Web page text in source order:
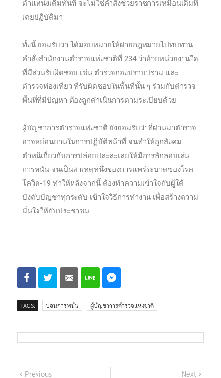
ตำแหน่งเดิมทันที จะไม่ใช่คำสั่งช่วยราชการเหมือนเดิมที่
เคยปฏิบัติมา
ทั้งนี้ ยอมรับว่า ได้มอบหมายให้ฝ่ายกฎหมายไปทบทวน
คำสั่งสำนักงานตำรวจแห่งชาติที่ 234 ว่าด้วยหน่วยงานใด
ที่มีส่วนรับผิดชอบ เช่น ตำรวจกองปราบปราม และ
ตำรวจท่องเที่ยว ที่รับผิดชอบในพื้นที่นั้น ๆ ร่วมกับตำรวจ
พื้นที่ที่มีปัญหา ต้องถูกดำเนินการตามระเบียบด้วย
ผู้บัญชาการตำรวจแห่งชาติ ยังยอมรับว่าที่ผ่านมาตำรวจ
อาจหย่อนยานในการปฏิบัติหน้าที่ จนทำให้ถูกสังคม
ตำหนิเกี่ยวกับการปล่อยปละละเลยให้มีการลักลอบเล่น
การพนัน จนเป็นสาเหตุหนึ่งของการแพร่ระบาดของโรค
โควิด-19 ทำให้หลังจากนี้ ต้องทำความเข้าใจกับผู้ใต้
บังคับบัญชาทุกระดับ เข้าใจวิธีการทำงาน เพื่อสร้างความ
มั่นใจให้กับประชาชน
TAGS: บ่อนการพนัน ผู้บัญชาการตำรวจแห่งชาติ
Previous Next